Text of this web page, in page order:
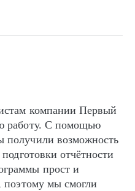
компании Первый
работу. С помощью
возможность
отчётности
прост и
поэтому мы смогли